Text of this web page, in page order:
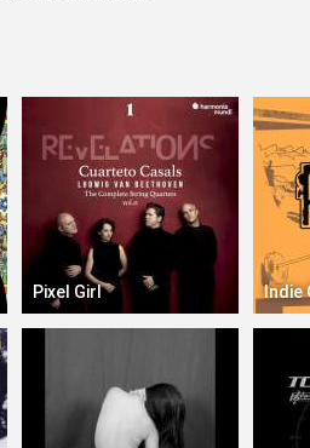
Pixel Girl Indie